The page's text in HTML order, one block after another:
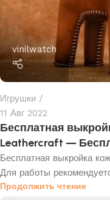
vinilwatch
Игрушки
11 Авг 2022
Бесплатная
Leathercraft —
Бесплатная выкройка
Для работы
Продолжить чтение